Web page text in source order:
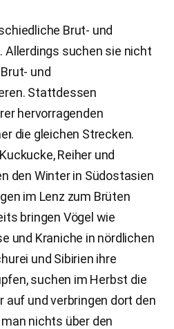
Brut- und
Allerdings suchen sie nicht
und
Stattdessen
hervorragenden
die gleichen Strecken.
Reiher und
den Winter in Südostasien
im Lenz zum Brüten
bringen Vögel wie
und Kraniche in nördlichen
und Sibirien ihre
suchen im Herbst die
auf und verbringen dort den
nichts über den